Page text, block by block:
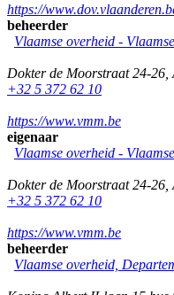
https://
beheerder
Vlaamse overheid -
Dokter de Moorstraat 24-26
+32 5 372 62 10
https://www.vmm.be
eigenaar
Vlaamse overheid -
Dokter de Moorstraat 24-26
+32 5 372 62 10
https://www.vmm.be
beheerder
Vlaamse overheid,